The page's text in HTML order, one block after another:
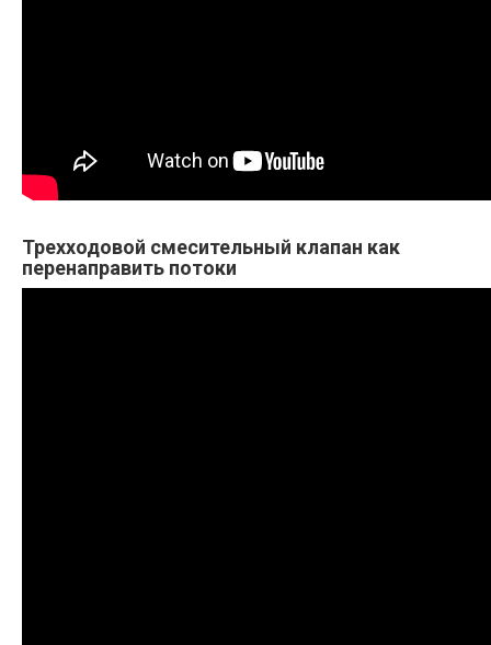
Трехходовой смесительный клапан как
перенаправить потоки